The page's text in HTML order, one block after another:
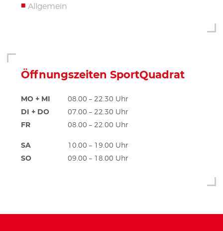
Allgemein
Öffnungszeiten SportQuadrat
MO + MI 08.00 – 22.30 Uhr
DI + DO 07.00 – 22.30 Uhr
FR 08.00 – 22.00 Uhr
SA 10.00 – 19.00 Uhr
SO 09.00 – 18.00 Uhr